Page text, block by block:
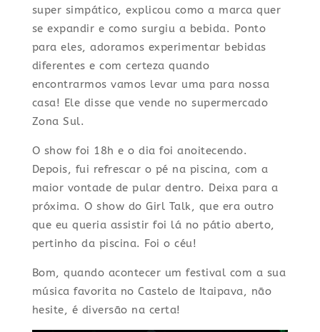
super simpático, explicou como a marca quer
se expandir e como surgiu a bebida. Ponto
para eles, adoramos experimentar bebidas
diferentes e com certeza quando
encontrarmos vamos levar uma para nossa
casa! Ele disse que vende no supermercado
Zona Sul.
O show foi 18h e o dia foi anoitecendo.
Depois, fui refrescar o pé na piscina, com a
maior vontade de pular dentro. Deixa para a
próxima. O show do Girl Talk, que era outro
que eu queria assistir foi lá no pátio aberto,
pertinho da piscina. Foi o céu!
Bom, quando acontecer um festival com a sua
música favorita no Castelo de Itaipava, não
hesite, é diversão na certa!